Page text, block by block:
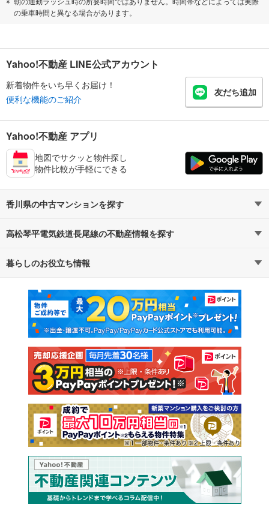
の乗車時間と異なる場合があります。
Yahoo!不動産 LINE公式アカウント
新着物件をいち早くお届け！
便利な機能のご紹介
友だち追加
Yahoo!不動産 アプリ
地図でサクッと物件探し
物件比較が手軽にできる
香川県の中古マンションを探す
路線・駅から探す 地域から探す
通勤・通学時間から探す
高松琴平電気鉄道長尾線の不動産情報を探す
不動産・住宅
新築マンション 中古マンション
新築一戸建て 中古一戸建て
注文住宅 土地
売却査定
暮らしのお役立ち情報
マンションカタログ 教えて！住まいの先生